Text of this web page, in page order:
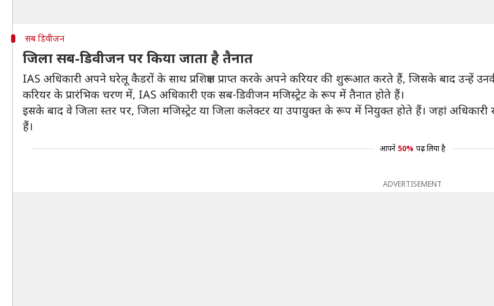
सब डिवीजन
जिला सब-डिवीजन पर किया जाता है तैनात
IAS अधिकारी अपने घरेलू कैडरों के साथ प्रशिक्षण प्राप्त करके अपने करियर की शुरूआत करते हैं, जिसके बाद उन्हें
करियर के प्रारंभिक चरण में, IAS अधिकारी एक सब-डिवीजन मजिस्ट्रेट के रूप में तैनात होते हैं।
इसके बाद वे जिला स्तर पर, जिला मजिस्ट्रेट या जिला कलेक्टर या उपायुक्त के रूप में नियुक्त होते हैं। जहां अधिकारी
हैं।
आपने 50% पढ़ लिया है
ADVERTISEMENT